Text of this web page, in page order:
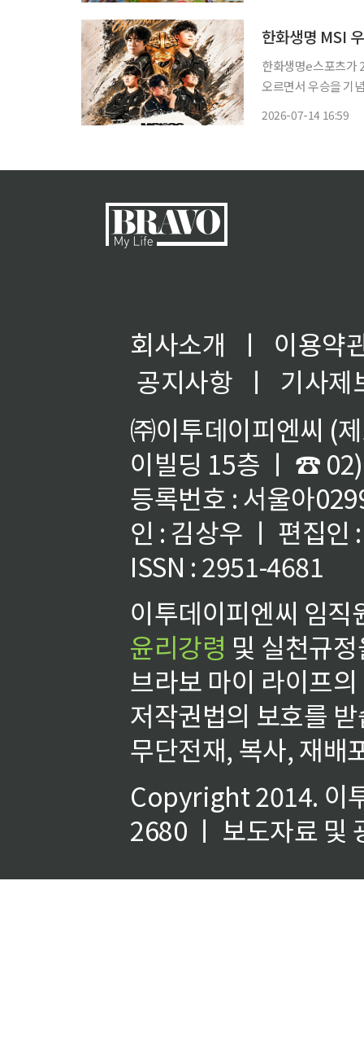
한화생명 MSI
한화생명e스포츠가
오르면서 우승을 기
2026-07-14 16:59
회사소개 ㅣ
이용약
공지사항
ㅣ
기사제
㈜이투데이피엔씨 (
이빌딩 15층 ㅣ ☎
등록번호 : 서울아
인 : 김상우 ㅣ 편집인
ISSN : 2951-4681
이투데이피엔씨 임
윤리강령 및 실천규
브라보 마이 라이프
저작권법의 보호를
무단전재, 복사, 재배
Copyright 2014. 이
2680 ㅣ 보도자료